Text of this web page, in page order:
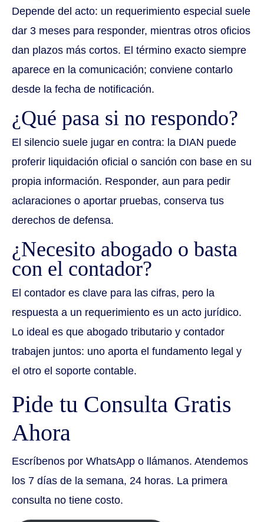
Depende del acto: un requerimiento especial suele
dar 3 meses para responder, mientras otros oficios
dan plazos más cortos. El término exacto siempre
aparece en la comunicación; conviene contarlo
desde la fecha de notificación.
¿Qué pasa si no respondo?
El silencio suele jugar en contra: la DIAN puede
proferir liquidación oficial o sanción con base en su
propia información. Responder, aun para pedir
aclaraciones o aportar pruebas, conserva tus
derechos de defensa.
¿Necesito abogado o basta
con el contador?
El contador es clave para las cifras, pero la
respuesta a un requerimiento es un acto jurídico.
Lo ideal es que abogado tributario y contador
trabajen juntos: uno aporta el fundamento legal y
el otro el soporte contable.
Pide tu Consulta Gratis
Ahora
Escríbenos por WhatsApp o llámanos. Atendemos
los 7 días de la semana, 24 horas. La primera
consulta no tiene costo.